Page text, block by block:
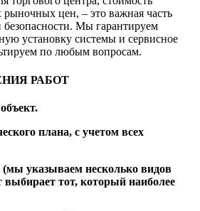
рыночных цен, – это важная часть
безопасности. Мы гарантируем
установку системы и сервисное
по любым вопросам.
РАБОТ
плана, с учетом всех
указываем несколько видов
выбирает тот, который наиболее